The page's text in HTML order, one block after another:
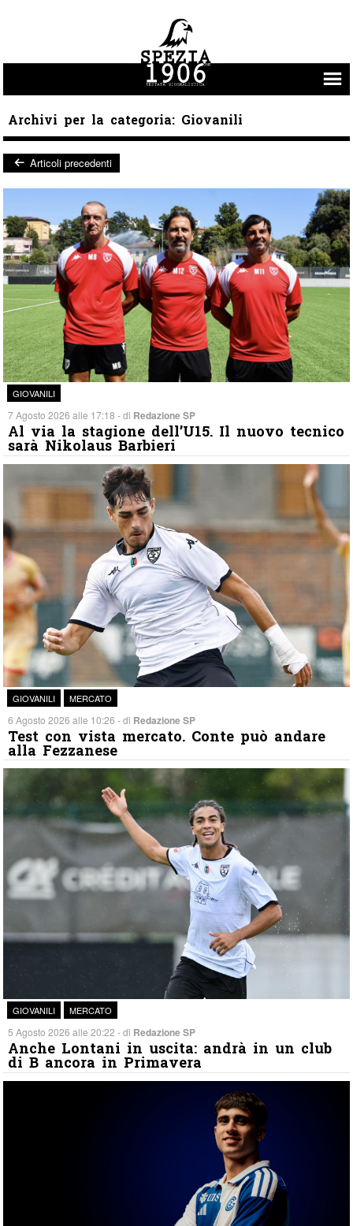
Archivi per la categoria: Giovanili
Post navigation
Articoli precedenti
GIOVANILI
7 Agosto 2026 alle 17:18 - di Redazione SP
Al via la stagione dell’U15. Il nuovo tecnico
sarà Nikolaus Barbieri
GIOVANILI MERCATO
6 Agosto 2026 alle 10:26 - di Redazione SP
Test con vista mercato. Conte può andare
alla Fezzanese
GIOVANILI MERCATO
5 Agosto 2026 alle 20:22 - di Redazione SP
Anche Lontani in uscita: andrà in un club
di B ancora in Primavera